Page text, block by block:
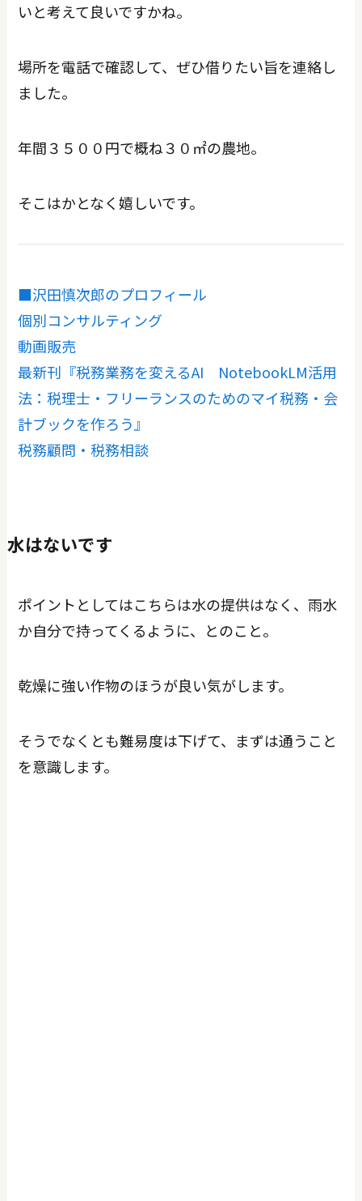
いと考えて良いですかね。
場所を電話で確認して、ぜひ借りたい旨を連絡し
ました。
年間３５００円で概ね３０㎡の農地。
そこはかとなく嬉しいです。
■沢田慎次郎のプロフィール
個別コンサルティング
動画販売
最新刊『税務業務を変えるAI NotebookLM活用
法：税理士・フリーランスのためのマイ税務・会
計ブックを作ろう』
税務顧問・税務相談
水はないです
ポイントとしてはこちらは水の提供はなく、雨水
か自分で持ってくるように、とのこと。
乾燥に強い作物のほうが良い気がします。
そうでなくとも難易度は下げて、まずは通うこと
を意識します。